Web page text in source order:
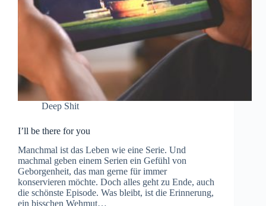
Deep Shit
I’ll be there for you
Manchmal ist das Leben wie eine Serie. Und
machmal geben einem Serien ein Gefühl von
Geborgenheit, das man gerne für immer
konservieren möchte. Doch alles geht zu Ende, auch
die schönste Episode. Was bleibt, ist die Erinnerung,
ein bisschen Wehmut…